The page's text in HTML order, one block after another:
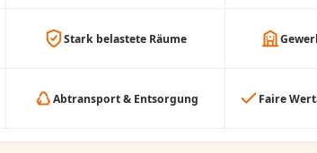
Stark belastete Räume
Abtransport & Entsorgung Faire